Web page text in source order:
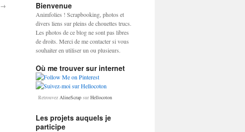
→ Bienvenue
Animfolies ! Scrapbooking, photos et
divers liens sur pleins de chouettes trucs.
Les photos de ce blog ne sont pas libres
de droits. Merci de me contacter si vous
souhaiter en utiliser un ou plusieurs.
Où me trouver sur internet
Retrouvez AlineScrap sur Hellocoton
Les projets auquels je
participe